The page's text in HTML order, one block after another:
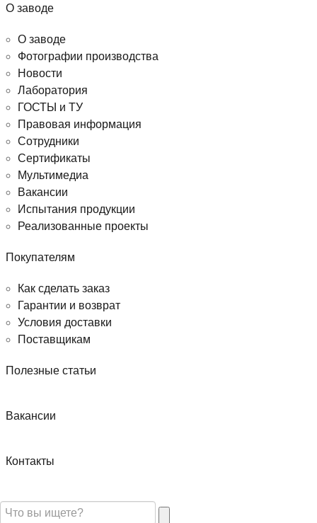
О заводе
О заводе
Фотографии производства
Новости
Лаборатория
ГОСТЫ и ТУ
Правовая информация
Сотрудники
Сертификаты
Мультимедиа
Вакансии
Испытания продукции
Реализованные проекты
Покупателям
Как сделать заказ
Гарантии и возврат
Условия доставки
Поставщикам
Полезные статьи
Вакансии
Контакты